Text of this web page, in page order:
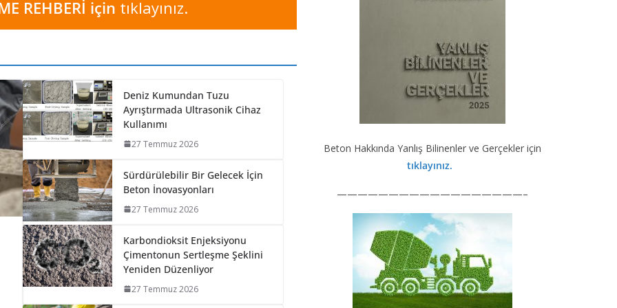
REHBERİ için tıklayınız.
Deniz Kumundan Tuzu
Ayrıştırmada Ultrasonik Cihaz
Kullanımı
27 Temmuz 2026
Sürdürülebilir Bir Gelecek İçin
Beton İnovasyonları
27 Temmuz 2026
Karbondioksit Enjeksiyonu
Çimentonun Sertleşme Şeklini
Yeniden Düzenliyor
27 Temmuz 2026
Beton Hakkında Yanlış Bilinenler ve Gerçekler için
tıklayınız.
——————————————————–